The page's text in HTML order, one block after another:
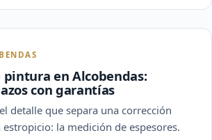
pintura en Alcobendas:
con garantías
detalle que separa una corrección
la medición de espesores.